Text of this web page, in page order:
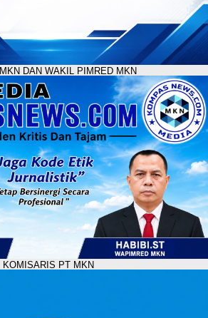
DAN WAKIL PIMRED MKN
KOMISARIS PT MKN